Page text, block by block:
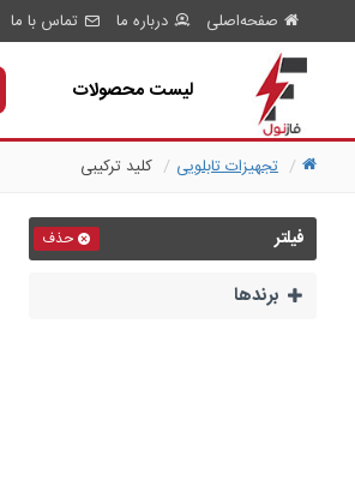
صفحه‌اصلی درباره ما تماس با ما
لیست محصولات
تجهیزات تابلویی کلید ترکیبی
فیلتر حذف
برند‌ها